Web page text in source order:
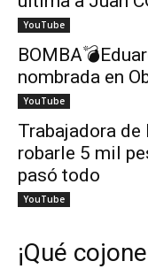
YouTube
nombrada en
YouTube
Trabajadora de
robarle 5 mil
pasó todo
YouTube
¡Qué